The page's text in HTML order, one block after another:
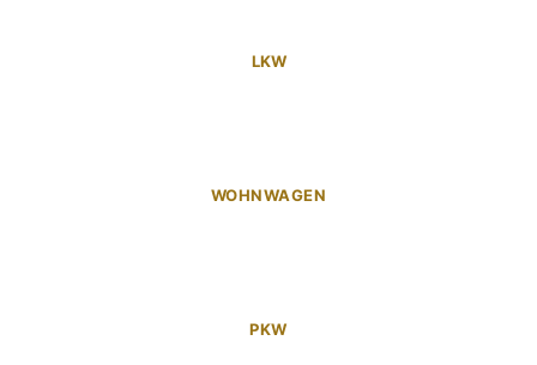
LKW
WOHNWAGEN
PKW